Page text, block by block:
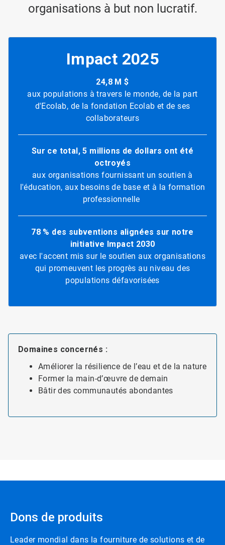
organisations à but non lucratif.
Impact 2025
24,8 M $
aux populations à travers le monde, de la part
d'Ecolab, de la fondation Ecolab et de ses
collaborateurs
Sur ce total, 5 millions de dollars ont été
octroyés
aux organisations fournissant un soutien à
l'éducation, aux besoins de base et à la formation
professionnelle
78 % des subventions alignées sur notre
initiative Impact 2030
avec l'accent mis sur le soutien aux organisations
qui promeuvent les progrès au niveau des
populations défavorisées
Domaines concernés :
Améliorer la résilience de l’eau et de la nature
Former la main-d’œuvre de demain
Bâtir des communautés abondantes
Dons de produits
Leader mondial dans la fourniture de solutions et de